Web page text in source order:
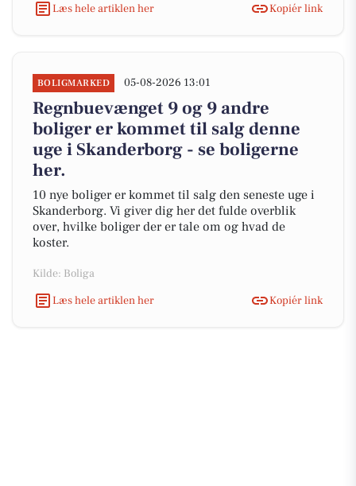
Læs hele artiklen her Kopiér link
BOLIGMARKED 05-08-2026 13:01
Regnbuevænget 9 og 9 andre
boliger er kommet til salg denne
uge i Skanderborg - se boligerne
her.
10 nye boliger er kommet til salg den seneste uge i
Skanderborg. Vi giver dig her det fulde overblik
over, hvilke boliger der er tale om og hvad de
koster.
Kilde: Boliga
Læs hele artiklen her
Kopiér link